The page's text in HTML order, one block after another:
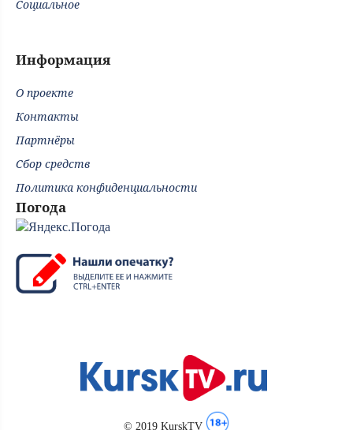
Социальное
Информация
О проекте
Контакты
Партнёры
Сбор средств
Политика конфиденциальности
Погода
© 2019 KurskTV